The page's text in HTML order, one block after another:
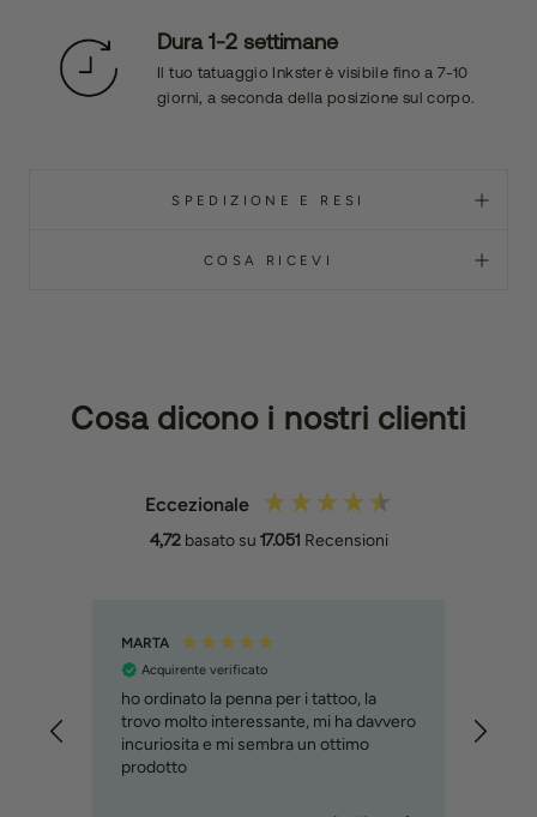
Dura 1-2 settimane
Il tuo tatuaggio Inkster è visibile fino a 7-10
giorni, a seconda della posizione sul corpo.
SPEDIZIONE E RESI
COSA RICEVI
Cosa dicono i nostri clienti
Eccezionale
4,72 basato su 17.051 Recensioni
MARTA
Acquirente verificato
ho ordinato la penna per i tattoo, la
trovo molto interessante, mi ha davvero
incuriosita e mi sembra un ottimo
prodotto